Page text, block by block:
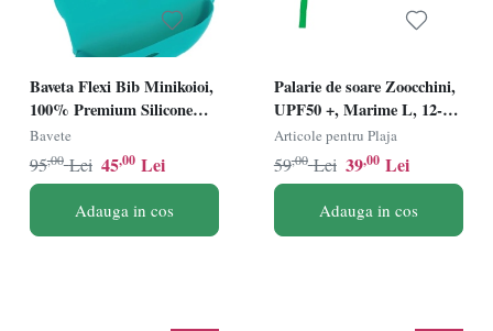
Baveta Flexi Bib Minikoioi,
100% Premium Silicone
â€“ Aqua Green
Bavete
45,00 Lei
95,00 Lei
Adauga in cos
Palarie de soare Zoocchini,
UPF50 +, Marime L, 12-24
Luni - Dino
Articole pentru Plaja
39,00 Lei
59,00 Lei
Adauga in cos